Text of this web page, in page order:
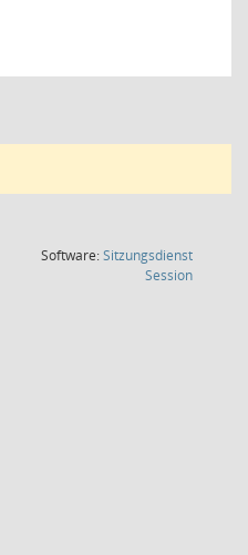
Software:Sitzungsdienst
Session(Wird in